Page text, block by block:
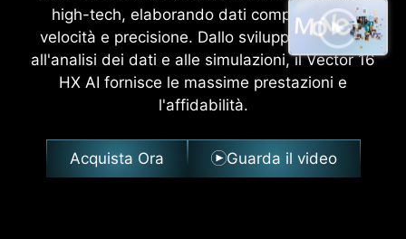
high-tech, elaborando dati complessi con
velocità e precisione. Dallo sviluppo software
all'analisi dei dati e alle simulazioni, il Vector 16
HX AI fornisce le massime prestazioni e
l'affidabilità.
Acquista Ora Guarda il video